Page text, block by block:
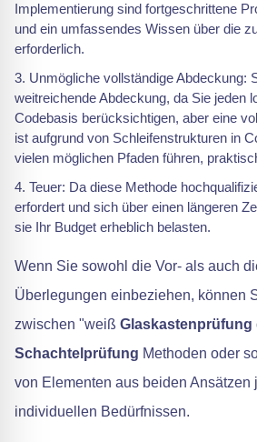
Implementierung sind fortgeschrittene
und ein umfassendes Wissen über die
erforderlich.
Unmögliche vollständige Abdeckung:
weitreichende Abdeckung, da Sie jeden
Codebasis berücksichtigen, aber eine
ist aufgrund von Schleifenstrukturen in
vielen möglichen Pfaden führen,
Teuer: Da diese Methode
erfordert und sich über einen längeren
sie Ihr Budget erheblich belasten.
Wenn Sie sowohl die Vor- als auch
Überlegungen einbeziehen, können
zwischen "weiß Glaskastenprüfung
Schachtelprüfung Methoden oder
von Elementen aus beiden Ansätzen
individuellen Bedürfnissen.